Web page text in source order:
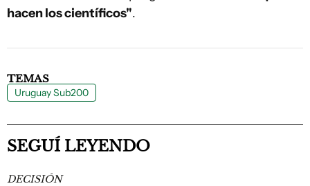
hacen los científicos".
TEMAS
Uruguay Sub200
SEGUÍ LEYENDO
DECISIÓN